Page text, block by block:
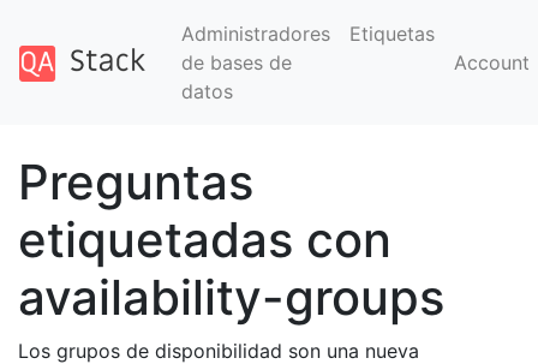
Administradores
de bases de
datos
Etiquetas
Account
Preguntas
etiquetadas con
availability-groups
Los grupos de disponibilidad son una nueva